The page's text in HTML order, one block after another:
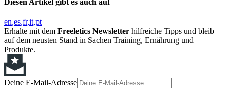
Diesen Artikel gibt es auch auf
en es fr it pt
Erhalte mit dem Freeletics Newsletter hilfreiche Tipps und bleib
auf dem neusten Stand in Sachen Training, Ernährung und
Produkte.
Deine E-Mail-Adresse